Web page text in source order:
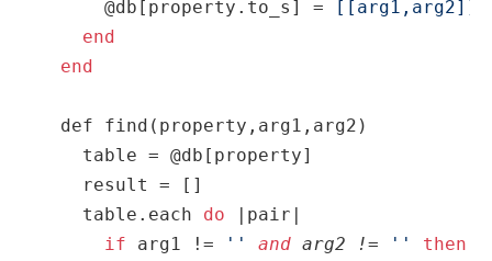
@db[property.to_s] =
[[arg1,arg2]]
end
end
def find (property,arg1,arg2)
table = @db[property]
result = []
table .each do |pair|
if arg1 != ' ' and arg2 != ' '
then